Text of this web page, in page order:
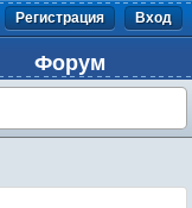
Регистрация Вход
Форум